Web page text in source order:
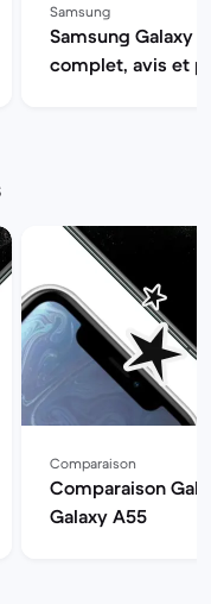
Samsung
Samsung Galaxy
complet, avis et
Comparaison
Comparaison
Galaxy A55